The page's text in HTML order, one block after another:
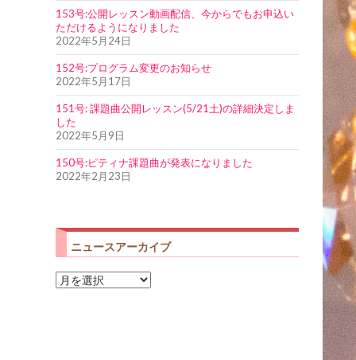
153号:公開レッスン動画配信、今からでもお申込い
ただけるようになりました
2022年5月24日
152号:プログラム変更のお知らせ
2022年5月17日
151号: 課題曲公開レッスン(5/21土)の詳細決定しま
した
2022年5月9日
150号:ピティナ課題曲が発表になりました
2022年2月23日
ニュースアーカイブ
ニ
ュ